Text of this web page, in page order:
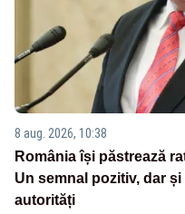
8 aug. 2026, 10:38
România își păstrează
Un semnal pozitiv, dar
autorități